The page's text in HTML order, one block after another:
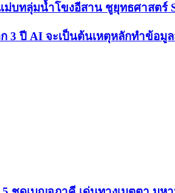
บทลุ่มน้ำโขงอีสาน ชูยุทธศาสตร์
ก 3 ปี AI จะเป็นต้นเหตุหลักทำข้อมู